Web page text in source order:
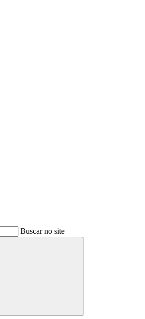
Buscar no site